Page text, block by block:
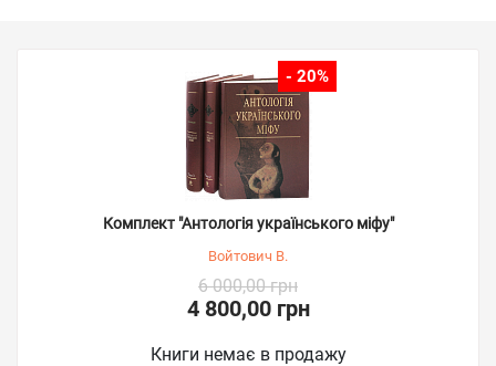
- 20%
Комплект "Антологія українського міфу"
Войтович В.
6 000,00 грн
4 800,00 грн
Книги немає в продажу